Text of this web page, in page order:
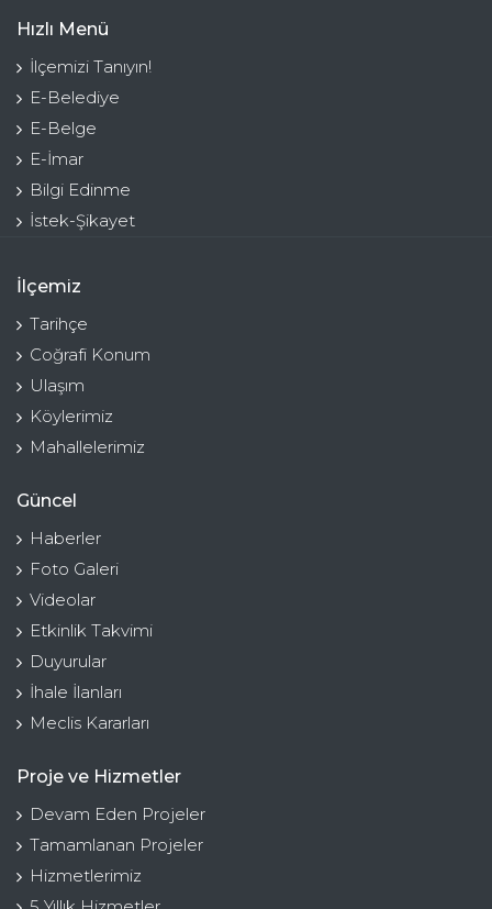
Hızlı Menü
İlçemizi Tanıyın!
E-Belediye
E-Belge
E-İmar
Bilgi Edinme
İstek-Şikayet
İlçemiz
Tarihçe
Coğrafi Konum
Ulaşım
Köylerimiz
Mahallelerimiz
Güncel
Haberler
Foto Galeri
Videolar
Etkinlik Takvimi
Duyurular
İhale İlanları
Meclis Kararları
Proje ve Hizmetler
Devam Eden Projeler
Tamamlanan Projeler
Hizmetlerimiz